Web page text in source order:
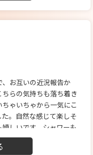
思うくらいすごかっ
されたいことを完璧に
安なく楽しめた。
お互いの近況報告か
らの気持ちも落ち着き
ゃいちゃから一気にこ
。自然な感じて楽しそ
しいです。シャワーも
せん。
全身を攻められ続け